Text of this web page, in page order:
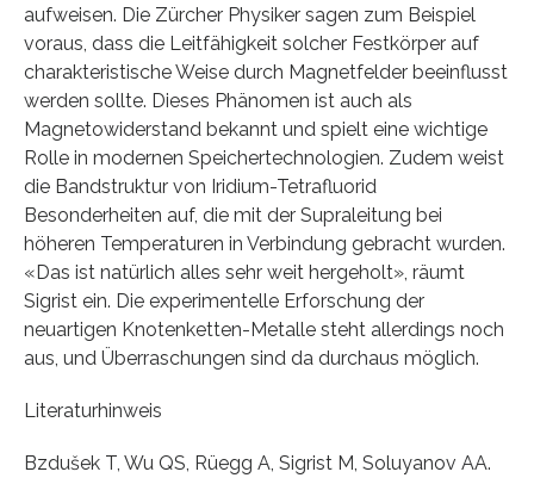
aufweisen. Die Zürcher Physiker sagen zum Beispiel
voraus, dass die Leitfähigkeit solcher Festkörper auf
charakteristische Weise durch Magnetfelder beeinflusst
werden sollte. Dieses Phänomen ist auch als
Magnetowiderstand bekannt und spielt eine wichtige
Rolle in modernen Speichertechnologien. Zudem weist
die Bandstruktur von Iridium-Tetrafluorid
Besonderheiten auf, die mit der Supraleitung bei
höheren Temperaturen in Verbindung gebracht wurden.
«Das ist natürlich alles sehr weit hergeholt», räumt
Sigrist ein. Die experimentelle Erforschung der
neuartigen Knotenketten-Metalle steht allerdings noch
aus, und Überraschungen sind da durchaus möglich.
Literaturhinweis
Bzdušek T, Wu QS, Rüegg A, Sigrist M, Soluyanov AA.